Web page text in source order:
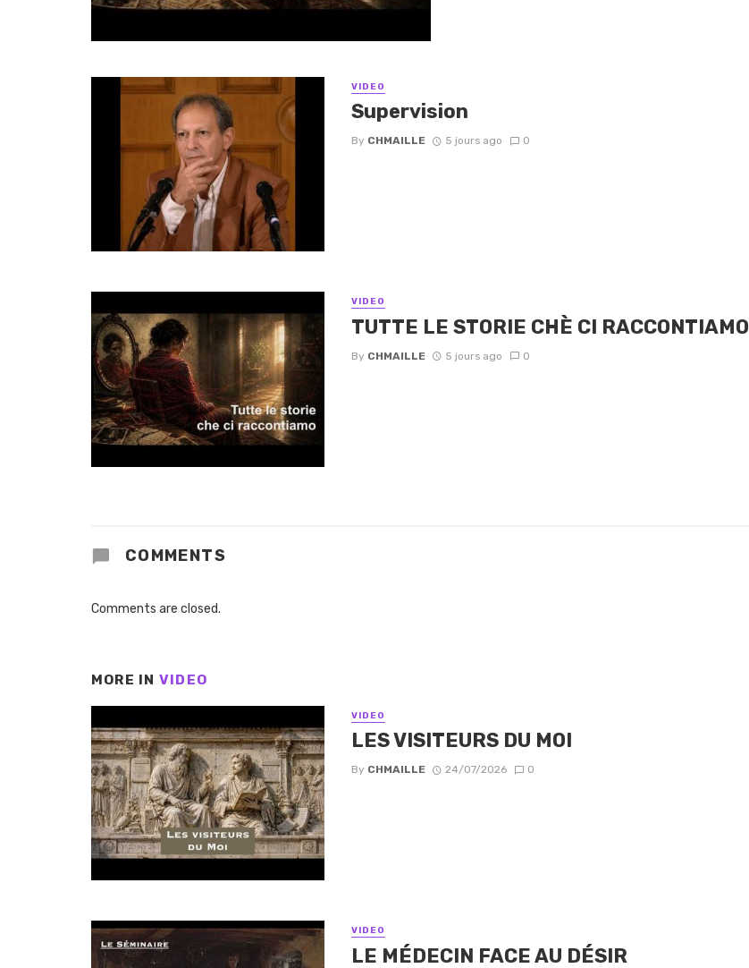
VIDEO
Supervision
By CHMAILLE 5 jours ago 0
VIDEO
TUTTE LE STORIE CHÈ CI RACCONTIAMO
By CHMAILLE 5 jours ago 0
COMMENTS
Comments are closed.
MORE IN VIDEO
VIDEO
LES VISITEURS DU MOI
By CHMAILLE 24/07/2026 0
VIDEO
LE MÉDECIN FACE AU DÉSIR